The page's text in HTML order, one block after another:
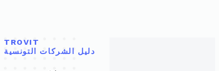
TROVIT
دليل الشركات التونسية